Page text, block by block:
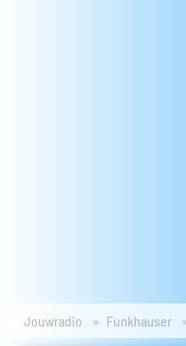
Jouwradio Funkhauser